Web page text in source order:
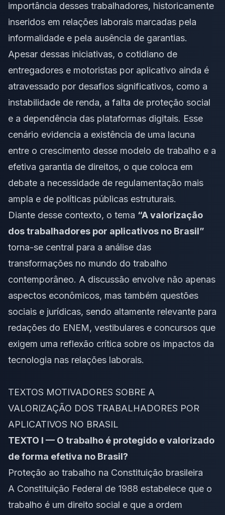
importância desses trabalhadores, historicamente
inseridos em relações laborais marcadas pela
informalidade e pela ausência de garantias.
Apesar dessas iniciativas, o cotidiano de
entregadores e motoristas por aplicativo ainda é
atravessado por desafios significativos, como a
instabilidade de renda, a falta de proteção social
e a dependência das plataformas digitais. Esse
cenário evidencia a existência de uma lacuna
entre o crescimento desse modelo de trabalho e a
efetiva garantia de direitos, o que coloca em
debate a necessidade de regulamentação mais
ampla e de políticas públicas estruturais.
Diante desse contexto, o tema “A valorização
dos trabalhadores por aplicativos no Brasil”
torna-se central para a análise das
transformações no mundo do trabalho
contemporâneo. A discussão envolve não apenas
aspectos econômicos, mas também questões
sociais e jurídicas, sendo altamente relevante para
redações do ENEM, vestibulares e concursos que
exigem uma reflexão crítica sobre os impactos da
tecnologia nas relações laborais.
TEXTOS MOTIVADORES SOBRE A
VALORIZAÇÃO DOS TRABALHADORES POR
APLICATIVOS NO BRASIL
TEXTO I — O trabalho é protegido e valorizado
de forma efetiva no Brasil?
Proteção ao trabalho na Constituição brasileira
A Constituição Federal de 1988 estabelece que o
trabalho é um direito social e que a ordem